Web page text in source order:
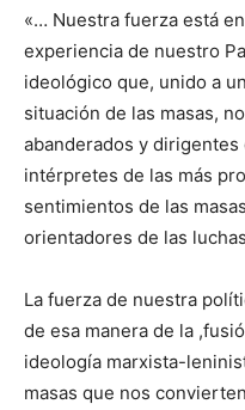
«… Nuestra fuerza está
experiencia de nuestro
ideológico que, unido a
situación de las masas,
abanderados y
intérpretes de las más
sentimientos de las
orientadores de las
La fuerza de nuestra
de esa manera de la
ideología marxista-
masas que nos